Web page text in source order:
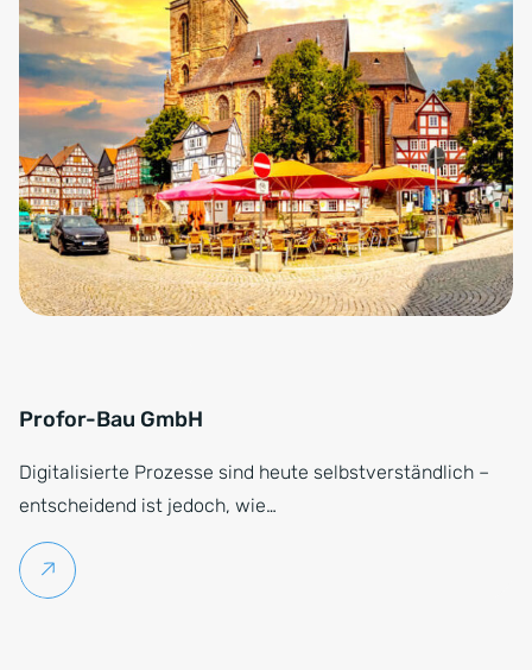
Profor-Bau GmbH
Digitalisierte Prozesse sind heute selbstverständlich –
entscheidend ist jedoch, wie…
Weiterlesen